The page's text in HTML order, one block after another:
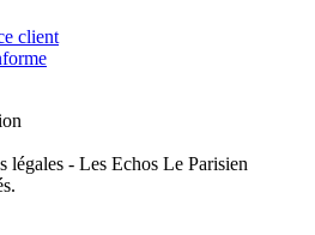
client
- Les Echos Le Parisien